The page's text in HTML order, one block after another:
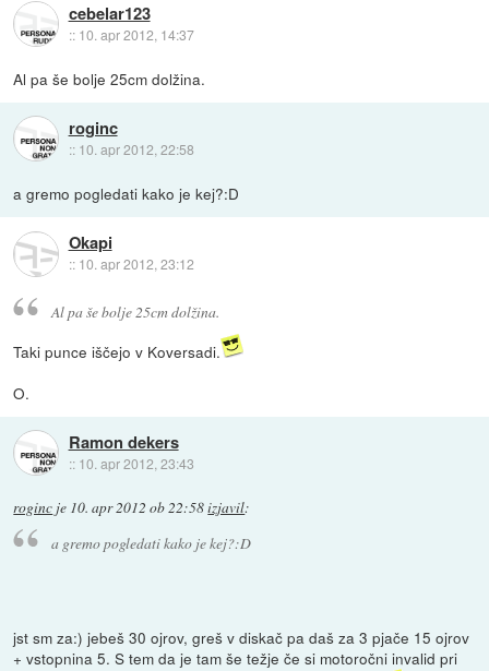
cebelar123
:: 10. apr 2012, 14:37
Al pa še bolje 25cm dolžina.
roginc
:: 10. apr 2012, 22:58
a gremo pogledati kako je kej?:D
Okapi
:: 10. apr 2012, 23:12
Al pa še bolje 25cm dolžina.
Taki punce iščejo v Koversadi.
O.
Ramon dekers
:: 10. apr 2012, 23:43
roginc je 10. apr 2012 ob 22:58izjavil:
a gremo pogledati kako je kej?:D
jst sm za:) jebeš 30 ojrov, greš v diskač pa daš za 3 pjače 15 ojrov
+ vstopnina 5. S tem da je tam še težje če si motoročni invalid pri